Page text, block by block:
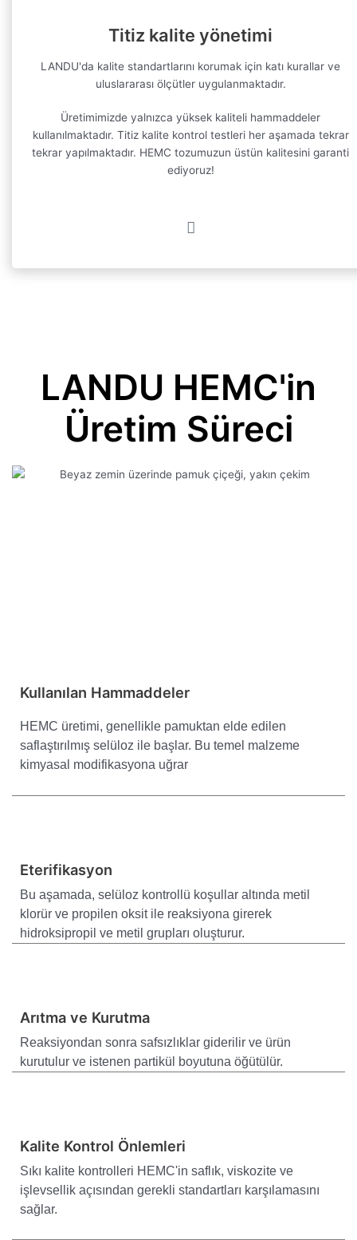
Titiz kalite yönetimi
LANDU'da kalite standartlarını korumak için katı kurallar ve
uluslararası ölçütler uygulanmaktadır.
Üretimimizde yalnızca yüksek kaliteli hammaddeler
kullanılmaktadır. Titiz kalite kontrol testleri her aşamada tekrar
tekrar yapılmaktadır. HEMC tozumuzun üstün kalitesini garanti
ediyoruz!
LANDU HEMC'in
Üretim Süreci
Kullanılan Hammaddeler
HEMC üretimi, genellikle pamuktan elde edilen
saflaştırılmış selüloz ile başlar. Bu temel malzeme
kimyasal modifikasyona uğrar
Eterifikasyon
Bu aşamada, selüloz kontrollü koşullar altında metil
klorür ve propilen oksit ile reaksiyona girerek
hidroksipropil ve metil grupları oluşturur.
Arıtma ve Kurutma
Reaksiyondan sonra safsızlıklar giderilir ve ürün
kurutulur ve istenen partikül boyutuna öğütülür.
Kalite Kontrol Önlemleri
Sıkı kalite kontrolleri HEMC'in saflık, viskozite ve
işlevsellik açısından gerekli standartları karşılamasını
sağlar.